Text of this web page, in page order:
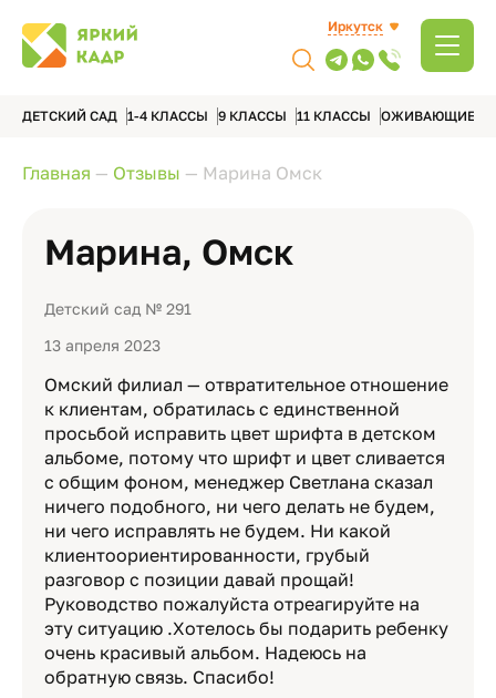
Иркутск
ДЕТСКИЙ САД 1-4 КЛАССЫ 9 КЛАССЫ 11 КЛАССЫ ОЖИВАЮЩИЕ
Главная — Отзывы — Марина Омск
Марина, Омск
Детский сад № 291
13 апреля 2023
Омский филиал — отвратительное отношение
к клиентам, обратилась с единственной
просьбой исправить цвет шрифта в детском
альбоме, потому что шрифт и цвет сливается
с общим фоном, менеджер Светлана сказал
ничего подобного, ни чего делать не будем,
ни чего исправлять не будем. Ни какой
клиентоориентированности, грубый
разговор с позиции давай прощай!
Руководство пожалуйста отреагируйте на
эту ситуацию .Хотелось бы подарить ребенку
очень красивый альбом. Надеюсь на
обратную связь. Спасибо!